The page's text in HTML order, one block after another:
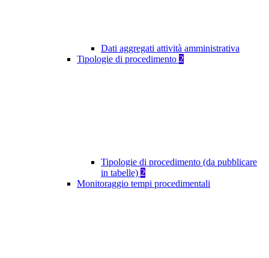
Dati aggregati attività amministrativa
Tipologie di procedimento 2
Tipologie di procedimento (da pubblicare
in tabelle) 2
Monitoraggio tempi procedimentali